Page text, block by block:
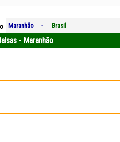
Maranhão - Brasil
- Maranhão